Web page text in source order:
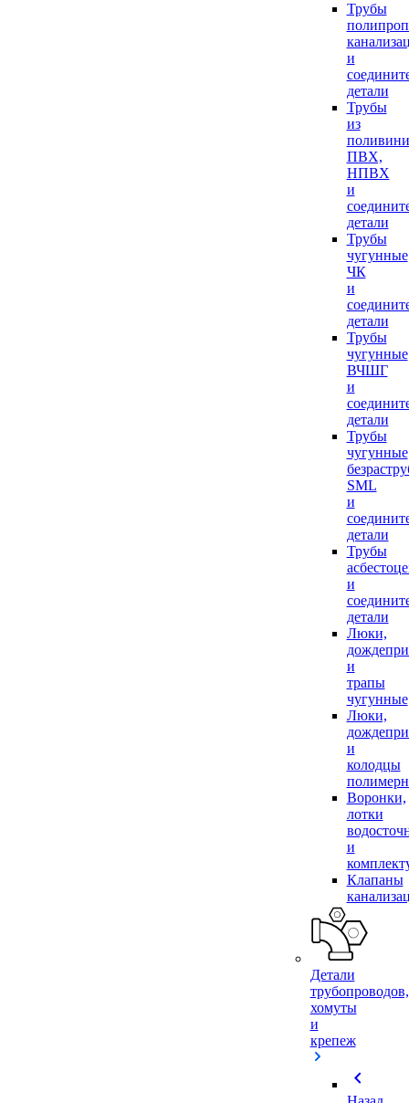
Трубы
и
детали
Трубы
из
ПВХ,
НПВХ
и
детали
Трубы
чугунные
ЧК
и
детали
Трубы
чугунные
ВЧШГ
и
детали
Трубы
чугунные
SML
и
детали
Трубы
и
детали
Люки,
и
трапы
чугунные
Люки,
и
колодцы
Воронки,
лотки
и
Клапаны
Детали
трубопроводов,
хомуты
и
крепеж
chevron_left